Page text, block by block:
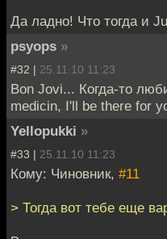
Да ладно! Что тогда и
psyops »
#32 | 25.11.10 11:23
Bon Jovi... Когда-то
medicin, I'll be there for
Yellopukki »
#33 | 25.11.10 11:23
Кому: Чиновник, #11
> Тогда вот тебе еще